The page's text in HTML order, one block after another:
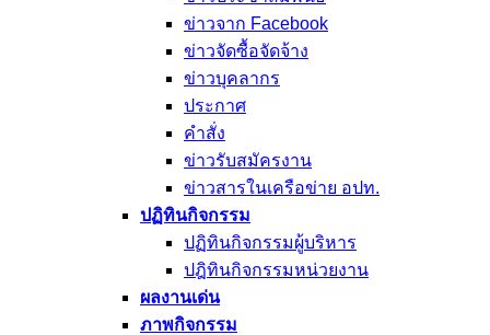
ข่าวจาก Facebook
ข่าวจัดซื้อจัดจ้าง
ข่าวบุคลากร
ประกาศ
คำสั่ง
ข่าวรับสมัครงาน
ข่าวสารในเครือข่าย อปท.
ปฏิทินกิจกรรม
ปฏิทินกิจกรรมผู้บริหาร
ปฎิทินกิจกรรมหน่วยงาน
ผลงานเด่น
ภาพกิจกรรม